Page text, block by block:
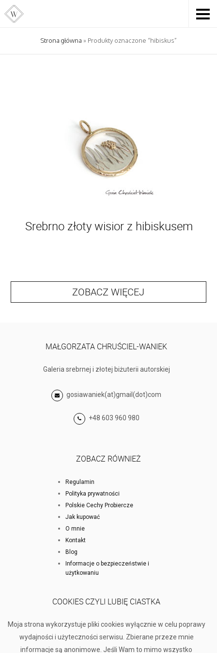
Strona główna » Produkty oznaczone “hibiskus”
Srebrno złoty wisior z hibiskusem
ZOBACZ WIĘCEJ
MAŁGORZATA CHRUŚCIEL-WANIEK
Galeria srebrnej i złotej biżuterii autorskiej
gosiawaniek(at)gmail(dot)com
+48 603 960 980
ZOBACZ RÓWNIEŻ
Regulamin
Polityka prywatności
Polskie Cechy Probiercze
Jak kupować
O mnie
Kontakt
Blog
Informacje o bezpieczeństwie i
użytkowaniu
COOKIES CZYLI LUBIĘ CIASTKA
Moja strona wykorzystuje pliki cookies wyłącznie w celu poprawy
wydajności i użyteczności serwisu. Zbierane przeze mnie
informacje są anonimowe. Jeśli Wam to mimo wszystko